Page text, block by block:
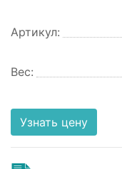
Артикул:
Вес:
Узнать цену